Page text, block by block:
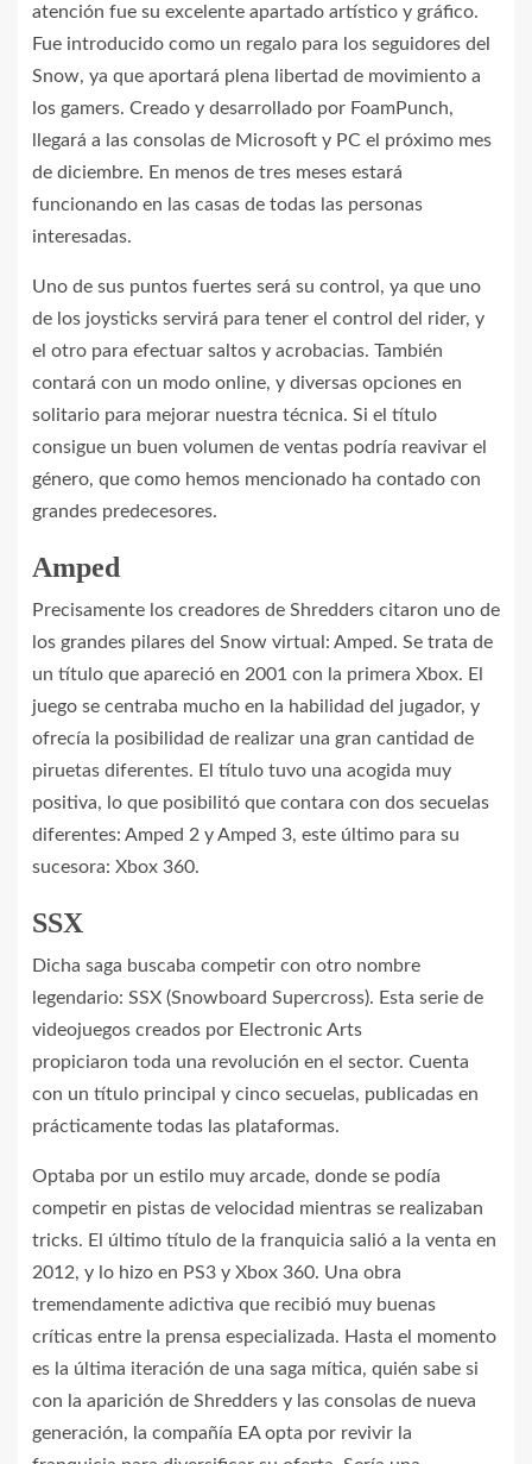
atención fue su excelente apartado artístico y gráfico.
Fue introducido como un regalo para los seguidores del
Snow, ya que aportará plena libertad de movimiento a
los gamers. Creado y desarrollado por FoamPunch,
llegará a las consolas de Microsoft y PC el próximo mes
de diciembre. En menos de tres meses estará
funcionando en las casas de todas las personas
interesadas.
Uno de sus puntos fuertes será su control, ya que uno
de los joysticks servirá para tener el control del rider, y
el otro para efectuar saltos y acrobacias. También
contará con un modo online, y diversas opciones en
solitario para mejorar nuestra técnica. Si el título
consigue un buen volumen de ventas podría reavivar el
género, que como hemos mencionado ha contado con
grandes predecesores.
Amped
Precisamente los creadores de Shredders citaron uno de
los grandes pilares del Snow virtual: Amped. Se trata de
un título que apareció en 2001 con la primera Xbox. El
juego se centraba mucho en la habilidad del jugador, y
ofrecía la posibilidad de realizar una gran cantidad de
piruetas diferentes. El título tuvo una acogida muy
positiva, lo que posibilitó que contara con dos secuelas
diferentes: Amped 2 y Amped 3, este último para su
sucesora: Xbox 360.
SSX
Dicha saga buscaba competir con otro nombre
legendario: SSX (Snowboard Supercross). Esta serie de
videojuegos creados por Electronic Arts
propiciaron toda una revolución en el sector. Cuenta
con un título principal y cinco secuelas, publicadas en
prácticamente todas las plataformas.
Optaba por un estilo muy arcade, donde se podía
competir en pistas de velocidad mientras se realizaban
tricks. El último título de la franquicia salió a la venta en
2012, y lo hizo en PS3 y Xbox 360. Una obra
tremendamente adictiva que recibió muy buenas
críticas entre la prensa especializada. Hasta el momento
es la última iteración de una saga mítica, quién sabe si
con la aparición de Shredders y las consolas de nueva
generación, la compañía EA opta por revivir la